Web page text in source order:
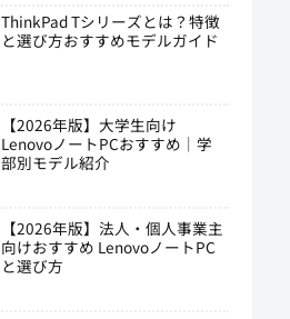
ThinkPad Tシリーズとは？特徴
と選び方おすすめモデルガイド
【2026年版】大学生向け
LenovoノートPCおすすめ｜学
部別モデル紹介
【2026年版】法人・個人事業主
向けおすすめ LenovoノートPC
と選び方